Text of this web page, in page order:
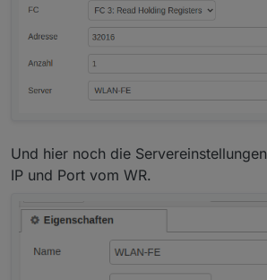
•
Maximaler Ladestrom
Und hier noch die Servereinstellungen
IP und Port vom WR.